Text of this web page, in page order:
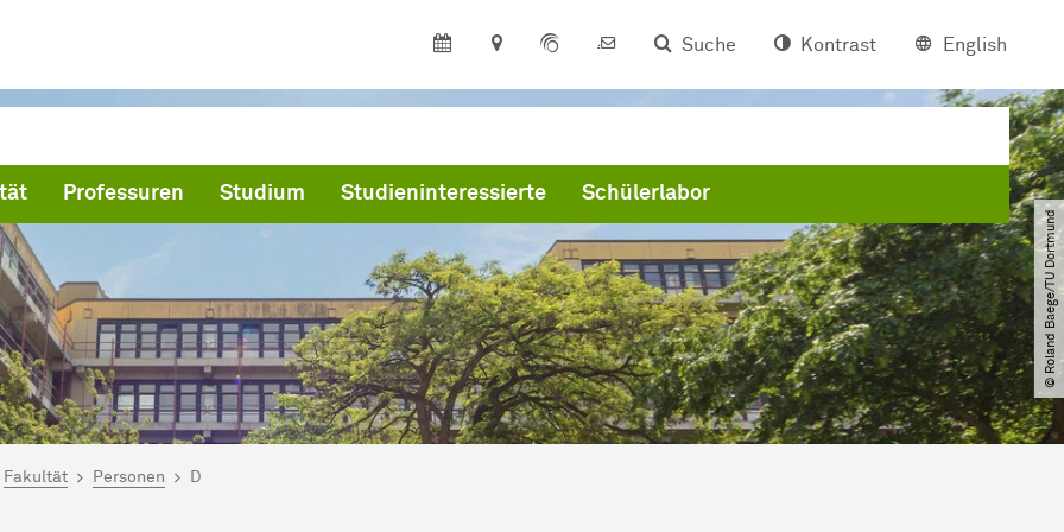
Suche Kontrast English
Professuren Studium Studieninteressierte Schülerlabor
© Roland Baege​/​TU Dortmund
hier:
Fakultät Personen D